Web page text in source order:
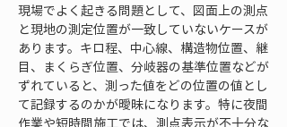
現場でよく起きる問題として、図面上の測点
と現地の測定位置が一致していないケースが
あります。キロ程、中心線、構造物位置、継
目、まくらぎ位置、分岐器の基準位置などが
ずれていると、測った値をどの位置の値とし
て記録するのかが曖昧になります。特に夜間
作業や短時間施工では、測点表示が不十分な